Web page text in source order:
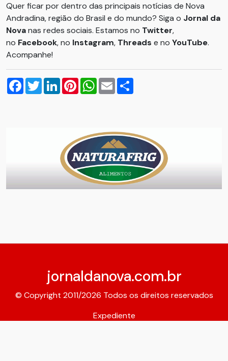
Quer ficar por dentro das principais notícias de Nova
Andradina, região do Brasil e do mundo? Siga o Jornal da
Novanas redes sociais. Estamos no Twitter,
no Facebook, no Instagram, Threads e no YouTube.
Acompanhe!
Facebook
TwitterLinkedInPinterestWhatsApp
Email
jornaldanova.com.br
© Copyright 2011/2026 Todos os direitos reservados
Expediente